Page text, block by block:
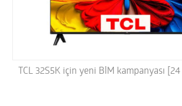
TCL 32S5K için yeni BİM kampanyası